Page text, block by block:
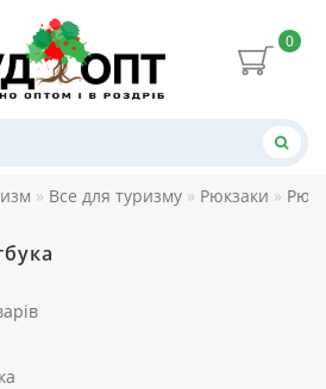
0
Все для туризму Рюкзаки